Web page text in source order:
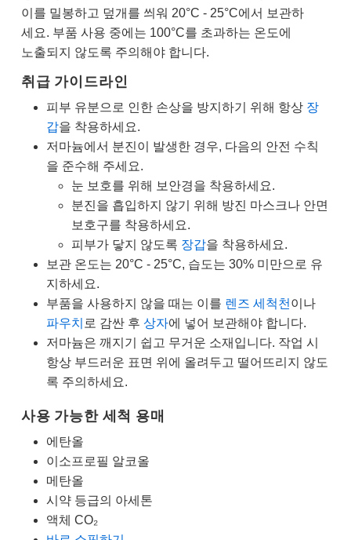
이를 밀봉하고 덮개를 씌워 20°C - 25°C에서 보관하
세요. 부품 사용 중에는 100°C를 초과하는 온도에
노출되지 않도록 주의해야 합니다.
취급 가이드라인
피부 유분으로 인한 손상을 방지하기 위해 항상 장
갑을 착용하세요.
저마늄에서 분진이 발생한 경우, 다음의 안전 수칙
을 준수해 주세요.
눈 보호를 위해 보안경을 착용하세요.
분진을 흡입하지 않기 위해 방진 마스크나 안면
보호구를 착용하세요.
피부가 닿지 않도록 장갑을 착용하세요.
보관 온도는 20°C - 25°C, 습도는 30% 미만으로 유
지하세요.
부품을 사용하지 않을 때는 이를 렌즈 세척천 이나
파우치 로 감싼 후 상자에 넣어 보관해야 합니다.
저마늄은 깨지기 쉽고 무거운 소재입니다. 작업 시
항상 부드러운 표면 위에 올려두고 떨어뜨리지 않도
록 주의하세요.
사용 가능한 세척 용매
에탄올
이소프로필 알코올
메탄올
시약 등급의 아세톤
액체 CO₂